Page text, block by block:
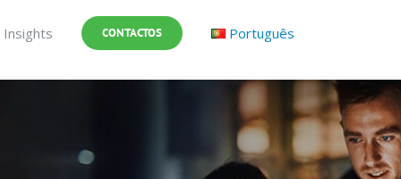
Insights CONTACTOS Português